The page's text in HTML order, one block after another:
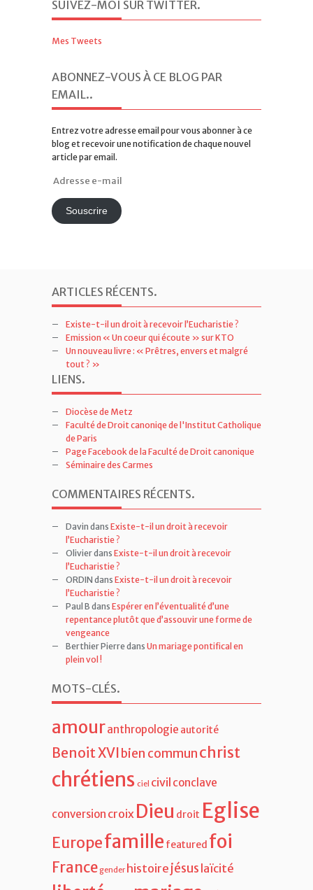
ABONNEZ-VOUS À CE BLOG PAR
Entrez votre adresse email pour vous abonner à ce
article par email.
Adresse
e-
ARTICLES RÉCENTS.
Existe-t-il un droit à recevoir l’Eucharistie ?
Emission « Un coeur qui écoute » sur KTO
Un nouveau livre : « Prêtres, envers et malgré
tout ? »
LIENS.
Diocèse de Metz
Faculté de Droit canoniqe de l'Institut Catholique
de Paris
Séminaire des Carmes
COMMENTAIRES RÉCENTS.
DavindansExiste-t-il un droit à recevoir
l’Eucharistie ?
Olivier dans Existe-t-il un droit à recevoir
l’Eucharistie ?
ORDINdansExiste-t-il un droit à recevoir
l’Eucharistie ?
Paul Bdans
repentance plutôt que d’assouvir une forme de
vengeance
plein vol !
amour anthropologie autorité
Benoit XVIbien communchrist
chrétiens ciel civil conclave
conversioncroixDieudroitEglise
Europefamillefeaturedfoi